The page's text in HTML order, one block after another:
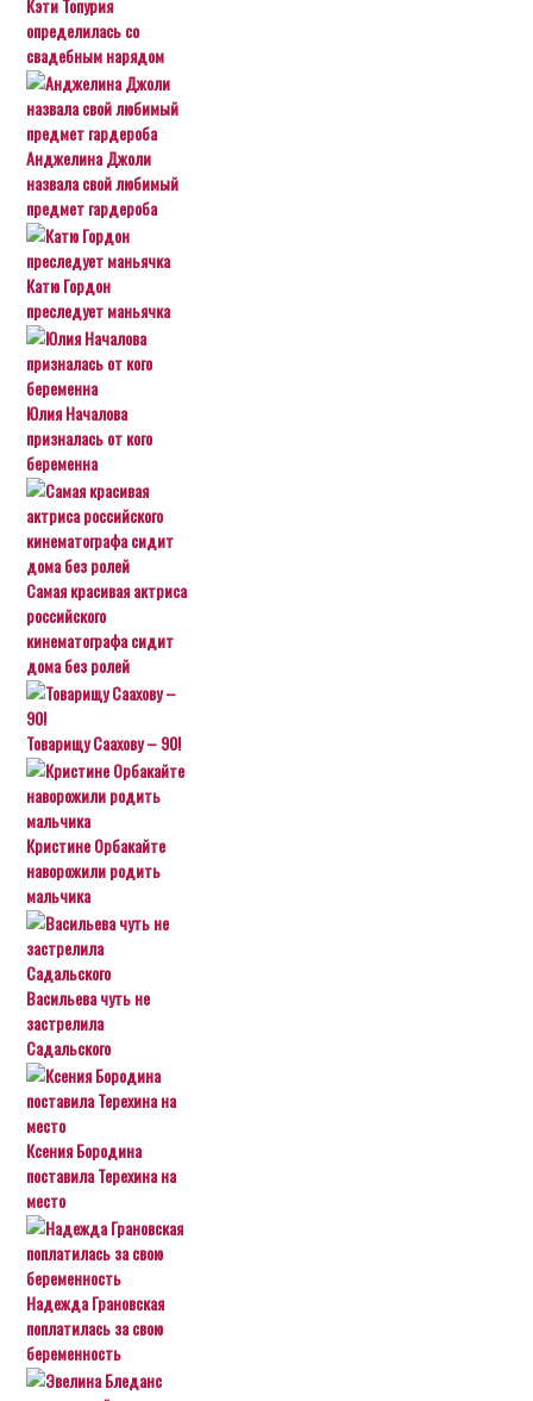
Кэти Топурия
определилась со
свадебным нарядом
Анджелина Джоли
назвала свой любимый
предмет гардероба
Катю Гордон
преследует маньячка
Юлия Началова
призналась от кого
беременна
Самая красивая актриса
российского
кинематографа сидит
дома без ролей
Товарищу Саахову – 90!
Кристине Орбакайте
наворожили родить
мальчика
Васильева чуть не
застрелила
Садальского
Ксения Бородина
поставила Терехина на
место
Надежда Грановская
поплатилась за свою
беременность